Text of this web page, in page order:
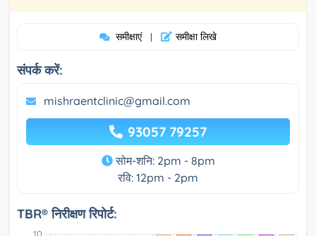
समीक्षाएं | समीक्षा लिखे
संपर्क करें:
mishraentclinic@gmail.com
93057 79257
सोम-शनि: 2pm - 8pm
रवि: 12pm - 2pm
TBR® निरीक्षण रिपोर्ट: